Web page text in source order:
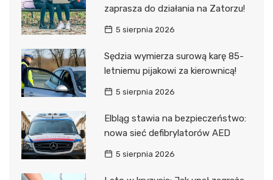
zaprasza do działania na Zatorzu!
5 sierpnia 2026
Sędzia wymierza surową karę 85-
letniemu pijakowi za kierownicą!
5 sierpnia 2026
Elbląg stawia na bezpieczeństwo:
nowa sieć defibrylatorów AED
5 sierpnia 2026